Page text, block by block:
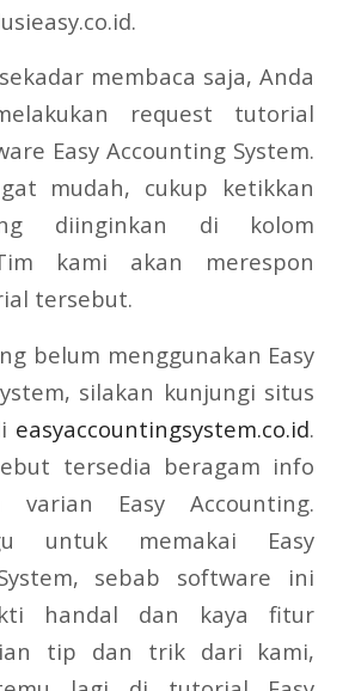
membaca saja, Anda
request tutorial
Easy Accounting System.
mudah, cukup ketikkan
diinginkan di kolom
kami akan merespon
tersebut.
belum menggunakan Easy
silakan kunjungi situs
easyaccountingsystem.co.id.
tersedia beragam info
varian Easy Accounting.
untuk memakai Easy
sebab software ini
handal dan kaya fitur
tip dan trik dari kami,